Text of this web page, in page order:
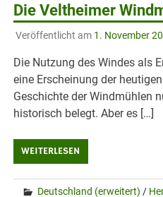
Die Veltheimer
Veröffentlicht am 1. November
Die Nutzung des Windes als
eine Erscheinung der
Geschichte der Windmühlen
historisch belegt. Aber es […]
WEITERLESEN
Deutschland (erweitert) /